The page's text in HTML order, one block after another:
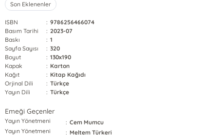
Son Eklenenler
ISBN : 9786256466074
Basım Tarihi
: 2023-07
Baskı
: 1
Sayfa Sayısı
: 320
Boyut
: 130x190
Kapak
: Karton
Kağıt
: Kitap Kağıdı
Orjinal Dili
: Türkçe
Yayın Dili
: Türkçe
Emeği Geçenler
Yayın Yönetmeni : Cem Mumcu
Yayın Yönetmeni
: Meltem Türkeri